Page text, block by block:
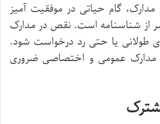
گام حیاتی در موفقیت آمیز
از شناسنامه است. نقص در مدارک
طولانی یا حتی رد درخواست شود.
مدارک عمومی و اختصاصی ضروری